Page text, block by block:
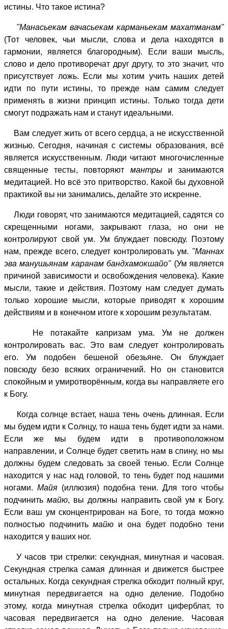
истины. Что такое истина?
"Манасьекам вачасьекам карманьекам махатманам"
(Тот человек, чьи мысли, слова и дела находятся в
гармонии, является благородным). Если ваши мысль,
слово и дело противоречат друг другу, то это значит, что
присутствует ложь. Если мы хотим учить наших детей
идти по пути истины, то прежде нам самим следует
применять в жизни принцип истины. Только тогда дети
смогут подражать нам и станут идеальными.
Вам следует жить от всего сердца, а не искусственной
жизнью. Сегодня, начиная с системы образования, всё
является искусственным. Люди читают многочисленные
священные тесты, повторяют мантрыи занимаются
медитацией. Но всё это притворство. Какой бы духовной
практикой вы ни занимались, делайте это искренне.
Люди говорят, что занимаются медитацией, садятся со
скрещенными ногами, закрывают глаза, но они не
контролируют свой ум. Ум блуждает повсюду. Поэтому
нам, прежде всего, следует контролировать ум. "Маннах
эва манушьянам каранам бандхамокшайо"(Ум является
причиной зависимости и освобождения человека). Какие
мысли, такие и действия. Поэтому нам следует думать
только хорошие мысли, которые приводят к хорошим
действиям и в конечном итоге к хорошим результатам.
Не потакайте капризам ума. Ум не должен
контролировать вас. Это вам следует контролировать
его. Ум подобен бешеной обезьяне. Он блуждает
повсюду безо всяких ограничений. Но он становится
спокойным и умиротворённым, когда вы направляете его
к Богу.
Когда солнце встает, наша тень очень длинная. Если
мы будем идти к Солнцу, то наша тень будет идти за нами.
Если же мы будем идти в противоположном
направлении, и Солнце будет светить нам в спину, но мы
должны будем следовать за своей тенью. Если Солнце
находится у нас над головой, то тень будет под нашими
ногами. Майя(иллюзия) подобна тени. Для того чтобы
подчинить майю, вы должны направить свой ум к Богу.
Если ваш ум сконцентрирован на Боге, то тогда можно
полностью подчинитьмайю и она будет подобно тени
находится у ваших ног.
У часов три стрелки: секундная, минутная и часовая.
Секундная стрелка самая длинная и движется быстрее
остальных. Когда секундная стрелка обходит полный круг,
минутная передвигается на одно деление. Подобно
этому, когда минутная стрелка обходит циферблат, то
часовая передвигается на одно деление. Часовая